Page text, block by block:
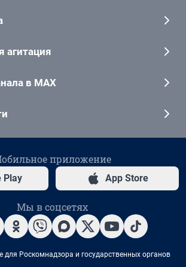
агитация
в MAX
приложение
Play App Store
Мы в соцсетях
для Роскомнадзора и государственных органов